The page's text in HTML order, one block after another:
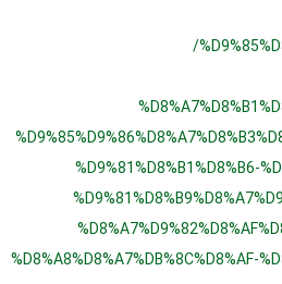
/
%D9%81%D8%B1%D8%B6-
%D8%A8%D8%A7%DB%8C%D8%AF-